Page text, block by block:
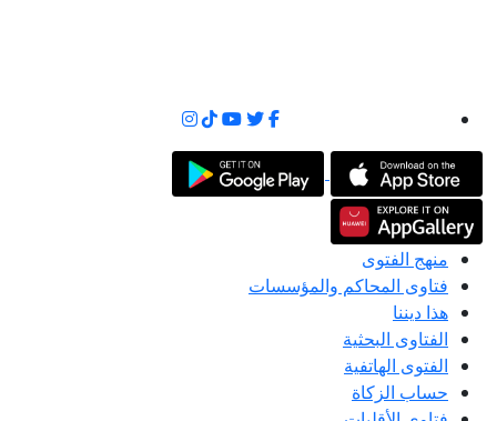
منهج الفتوى
فتاوى المحاكم والمؤسسات
هذا ديننا
الفتاوى البحثية
الفتوى الهاتفية
حساب الزكاة